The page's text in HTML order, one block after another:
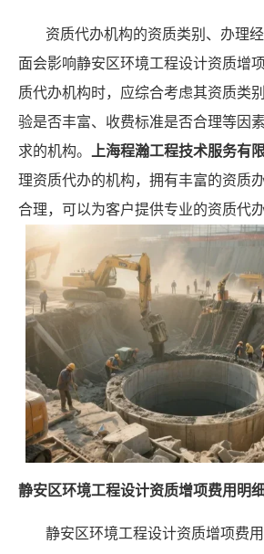
资质代办机构的资质类别、办理
面会影响静安区环境工程设计资质增
质代办机构时，应综合考虑其资质类
验是否丰富、收费标准是否合理等因
求的机构。
上海程瀚工程技术服务有
理资质代办的机构，拥有丰富的资质
合理，可以为客户提供专业的资质代办
静安区环境工程设计资质增项费用明细
静安区环境工程设计资质增项费